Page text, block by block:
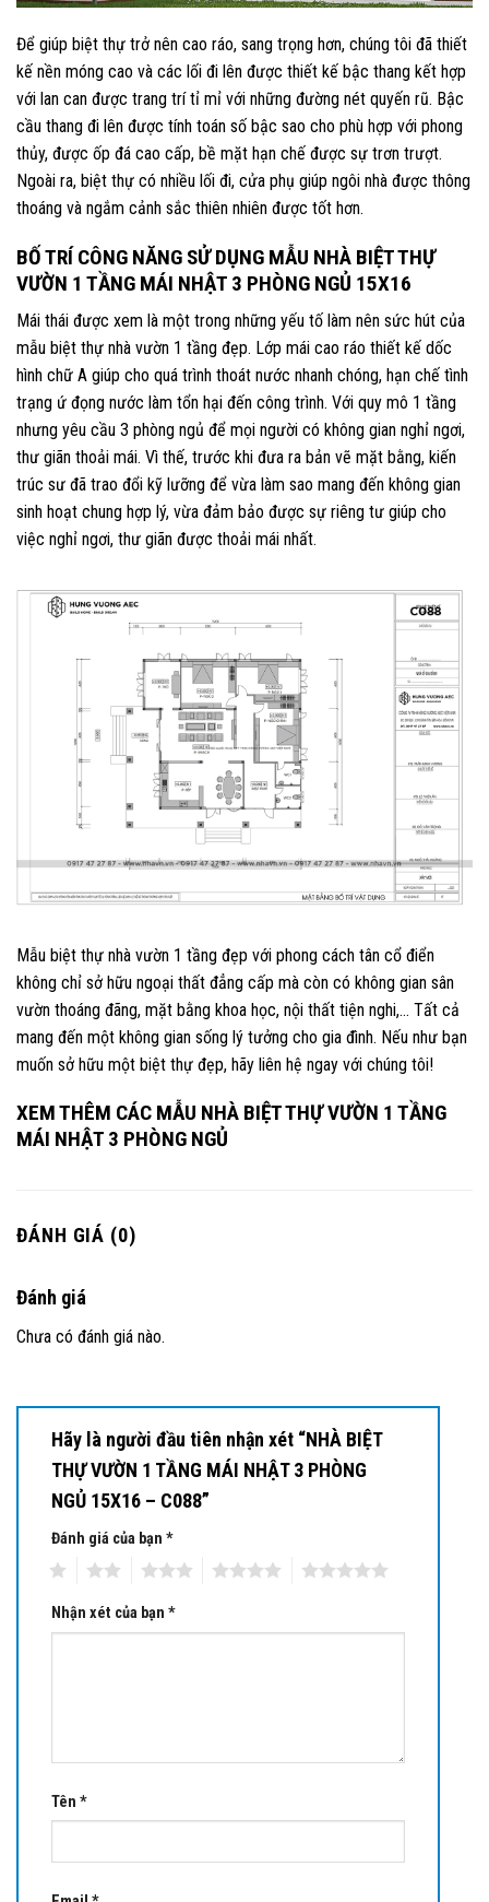
Để giúp biệt thự trở nên cao ráo, sang trọng hơn, chúng tôi đã thiết
kế nền móng cao và các lối đi lên được thiết kế bậc thang kết hợp
với lan can được trang trí tỉ mỉ với những đường nét quyến rũ. Bậc
cầu thang đi lên được tính toán số bậc sao cho phù hợp với phong
thủy, được ốp đá cao cấp, bề mặt hạn chế được sự trơn trượt.
Ngoài ra, biệt thự có nhiều lối đi, cửa phụ giúp ngôi nhà được thông
thoáng và ngắm cảnh sắc thiên nhiên được tốt hơn.
BỐ TRÍ CÔNG NĂNG SỬ DỤNG MẪU NHÀ BIỆT THỰ
VƯỜN 1 TẦNG MÁI NHẬT 3 PHÒNG NGỦ 15X16
Mái thái được xem là một trong những yếu tố làm nên sức hút của
mẫu biệt thự nhà vườn 1 tầng đẹp. Lớp mái cao ráo thiết kế dốc
hình chữ A giúp cho quá trình thoát nước nhanh chóng, hạn chế tình
trạng ứ đọng nước làm tổn hại đến công trình. Với quy mô 1 tầng
nhưng yêu cầu 3 phòng ngủ để mọi người có không gian nghỉ ngơi,
thư giãn thoải mái. Vì thế, trước khi đưa ra bản vẽ mặt bằng, kiến
trúc sư đã trao đổi kỹ lưỡng để vừa làm sao mang đến không gian
sinh hoạt chung hợp lý, vừa đảm bảo được sự riêng tư giúp cho
việc nghỉ ngơi, thư giãn được thoải mái nhất.
Mẫu biệt thự nhà vườn 1 tầng đẹp với phong cách tân cổ điển
không chỉ sở hữu ngoại thất đẳng cấp mà còn có không gian sân
vườn thoáng đãng, mặt bằng khoa học, nội thất tiện nghi,… Tất cả
mang đến một không gian sống lý tưởng cho gia đình. Nếu như bạn
muốn sở hữu một biệt thự đẹp, hãy liên hệ ngay với chúng tôi!
XEM THÊM CÁC MẪU NHÀ BIỆT THỰ VƯỜN 1 TẦNG
MÁI NHẬT 3 PHÒNG NGỦ
ĐÁNH GIÁ (0)
Đánh giá
Chưa có đánh giá nào.
Hãy là người đầu tiên nhận xét “NHÀ BIỆT
THỰ VƯỜN 1 TẦNG MÁI NHẬT 3 PHÒNG
NGỦ 15X16 – C088”
Đánh giá của bạn *
Nhận xét của bạn *
Tên *